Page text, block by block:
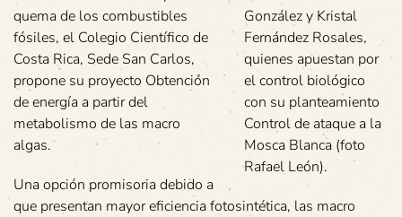
González y Kristal
Fernández Rosales,
quienes apuestan por
el control biológico
con su planteamiento
Control de ataque a la
Mosca Blanca (foto
Rafael León).
quema de los combustibles
fósiles, el Colegio Científico de
Costa Rica, Sede San Carlos,
propone su proyecto Obtención
de energía a partir del
metabolismo de las macro
algas.
Una opción promisoria debido a
que presentan mayor eficiencia fotosintética, las macro